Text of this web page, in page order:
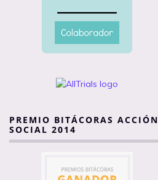
PREMIO BITÁCORAS ACCIÓN
SOCIAL 2014